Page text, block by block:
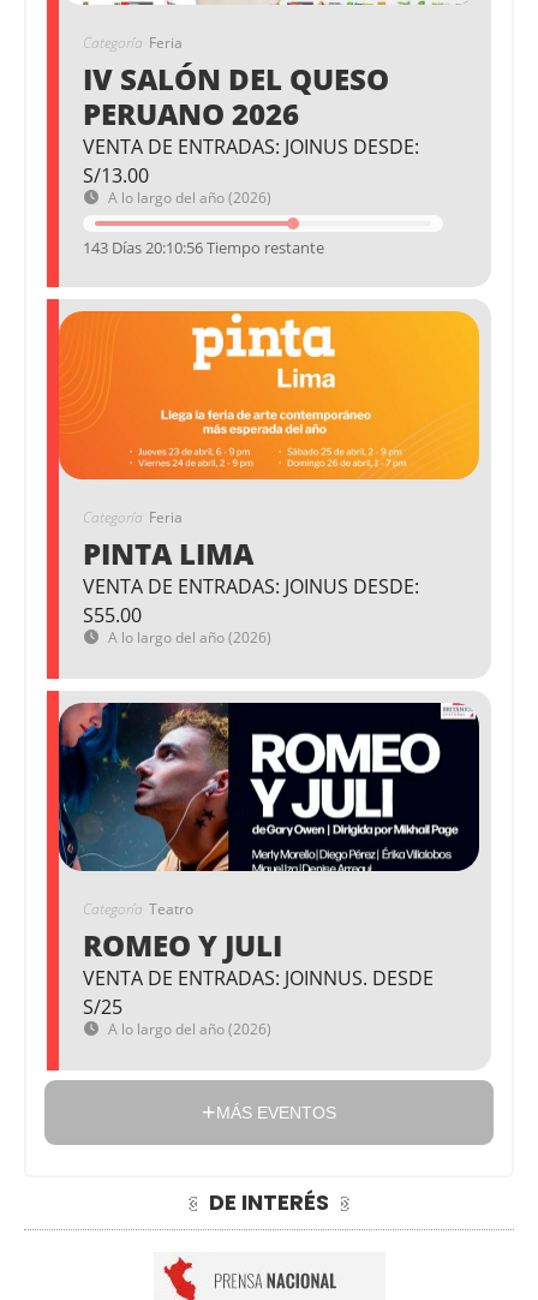
Categoría Feria
IV SALÓN DEL QUESO
PERUANO 2026
VENTA DE ENTRADAS: JOINUS DESDE:
S/13.00
A lo largo del año (2026)
143 Días 20:10:55 Tiempo restante
Categoría Feria
PINTA LIMA
VENTA DE ENTRADAS: JOINUS DESDE:
S55.00
A lo largo del año (2026)
Categoría Teatro
ROMEO Y JULI
VENTA DE ENTRADAS: JOINNUS. DESDE
S/25
A lo largo del año (2026)
MÁS EVENTOS
DE INTERÉS